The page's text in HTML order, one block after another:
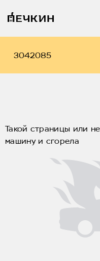
Такой страницы или
машину и сгорела